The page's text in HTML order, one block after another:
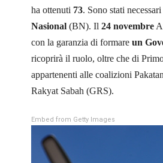
ha ottenuti 73. Sono stati
Nasional (BN). Il 24 novembre
con la garanzia di formare un
ricoprirà il ruolo, oltre che di
appartenenti alle coalizioni
Rakyat Sabah (GRS).
Embed from Getty Images